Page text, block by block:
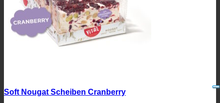
Soft Nougat Scheiben Cranberry